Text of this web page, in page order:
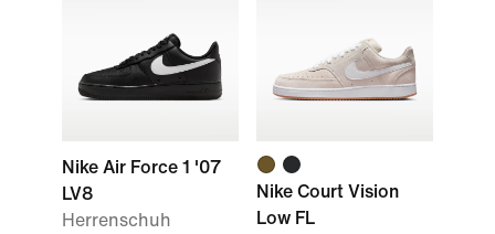
Nike Air Force 1 '07
LV8
Herrenschuh
Nike Court Vision
Low FL